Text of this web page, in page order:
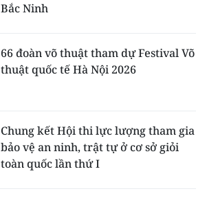
Bắc Ninh
66 đoàn võ thuật tham dự Festival Võ
thuật quốc tế Hà Nội 2026
Chung kết Hội thi lực lượng tham gia
bảo vệ an ninh, trật tự ở cơ sở giỏi
toàn quốc lần thứ I